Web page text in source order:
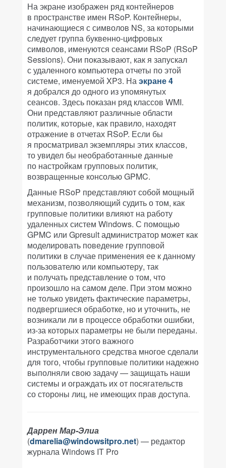
На экране изображен ряд контейнеров
в пространстве имен RSoP. Контейнеры,
начинающиеся с символов NS, за которыми
следует группа буквенно-цифровых
символов, именуются сеансами RSoP (RSoP
Sessions). Они показывают, как я запускал
с удаленного компьютера отчеты по этой
системе, именуемой XP3. Наэкране 4
я добрался до одного из упомянутых
сеансов. Здесь показан ряд классов WMI.
Они представляют различные области
политик, которые, как правило, находят
отражение в отчетах RSoP. Если бы
я просматривал экземпляры этих классов,
то увидел бы необработанные данные
по настройкам групповых политик,
возвращенные консолью GPMC.
Данные RSoP представляют собой мощный
механизм, позволяющий судить о том, как
групповые политики влияют на работу
удаленных систем Windows. С помощью
GPMC или Gpresult администратор может как
моделировать поведение групповой
политики в случае применения ее к данному
пользователю или компьютеру, так
и получать представление о том, что
произошло на самом деле. При этом можно
не только увидеть фактические параметры,
подвергшиеся обработке, но и уточнить, не
возникали ли в процессе обработки ошибки,
из-за которых параметры не были переданы.
Разработчики этого важного
инструментального средства многое сделали
для того, чтобы групповые политики надежно
выполняли свою задачу — защищать наши
системы и ограждать их от посягательств
со стороны лиц, не имеющих прав доступа.
Даррен Мар-Элиа
(dmarelia@windowsitpro.net) — редактор
журнала Windows IT Pro